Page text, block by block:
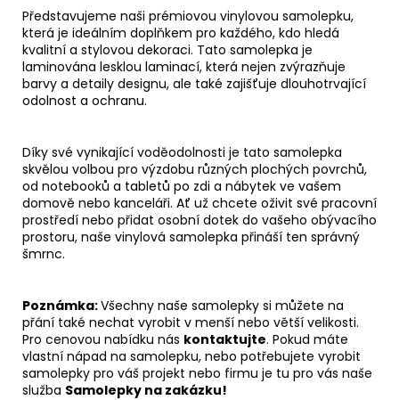
Představujeme naši prémiovou vinylovou samolepku,
která je ideálním doplňkem pro každého, kdo hledá
kvalitní a stylovou dekoraci. Tato samolepka je
laminována lesklou laminací, která nejen zvýrazňuje
barvy a detaily designu, ale také zajišťuje dlouhotrvající
odolnost a ochranu.
Díky své vynikající voděodolnosti je tato samolepka
skvělou volbou pro výzdobu různých plochých povrchů,
od notebooků a tabletů po zdi a nábytek ve vašem
domově nebo kanceláři. Ať už chcete oživit své pracovní
prostředí nebo přidat osobní dotek do vašeho obývacího
prostoru, naše vinylová samolepka přináší ten správný
šmrnc.
Poznámka:Všechny naše samolepky si můžete na
přání také nechat vyrobit v menší nebo větší velikosti.
Pro cenovou nabídku nás kontaktujte. Pokud máte
vlastní nápad na samolepku, nebo potřebujete vyrobit
samolepky pro váš projekt nebo firmu je tu pro vás naše
služba Samolepky na zakázku!